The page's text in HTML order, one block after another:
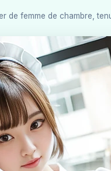
de femme de chambre,